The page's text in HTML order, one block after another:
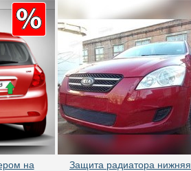
на
Защита радиатора нижняя,